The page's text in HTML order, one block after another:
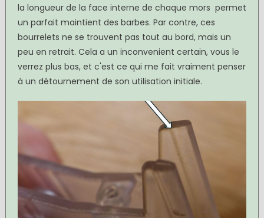
la longueur de la face interne de chaque mors permet
un parfait maintient des barbes. Par contre, ces
bourrelets ne se trouvent pas tout au bord, mais un
peu en retrait. Cela a un inconvenient certain, vous le
verrez plus bas, et c'est ce qui me fait vraiment penser
à un détournement de son utilisation initiale.